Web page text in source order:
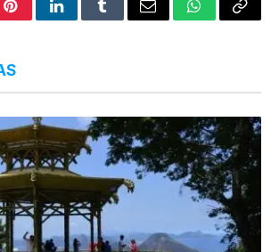
PinterestLinkedInTumblrEmail WhatsApp
Copy